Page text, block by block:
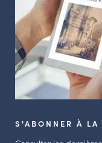
S'ABONNER À